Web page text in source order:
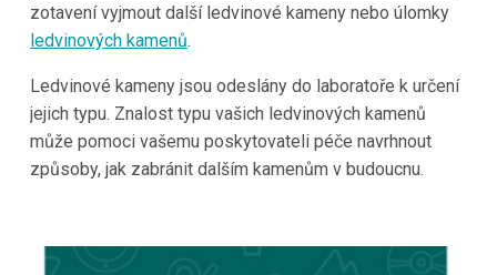
zotavení vyjmout další ledvinové kameny nebo úlomky
ledvinových kamenů.
Ledvinové kameny jsou odeslány do laboratoře k určení
jejich typu. Znalost typu vašich ledvinových kamenů
může pomoci vašemu poskytovateli péče navrhnout
způsoby, jak zabránit dalším kamenům v budoucnu.